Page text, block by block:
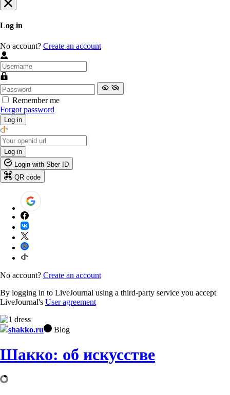
Log in
No account? Create an account
Remember me
Forgot password
Log in
Log in
Login with Sber ID
QR code
No account? Create an account
By logging in to LiveJournal using a third-party service you accept
LiveJournal's User agreement
shakko.ru Blog
Шакко: об искусстве